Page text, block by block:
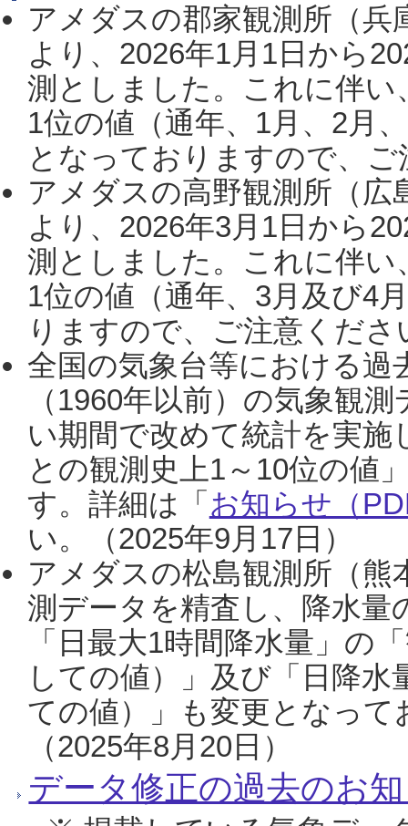
アメダスの郡家観測所（
より、2026年1月1日から
測としました。これに伴い
1位の値（通年、1月、2月
となっておりますので、
アメダスの高野観測所（
より、2026年3月1日から
測としました。これに伴い
1位の値（通年、3月及び4
りますので、ご注意くだ
全国の気象台等における過
（1960年以前）の気象観
い期間で改めて統計を実
との観測史上1～10位の値
す。詳細は「 お知らせ（
い。（2025年9月17日）
アメダスの松島観測所（熊
測データを精査し、降水
「日最大1時間降水量」の
しての値）」及び「日降
ての値）」も変更となっ
（2025年8月20日）
データ修正の過去のお